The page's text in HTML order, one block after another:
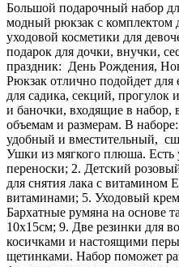
Большой подарочный набор
модный рюкзак с комплектом
уходовой косметики для
подарок для дочки, внучки,
праздник: День Рождения,
Рюкзак отлично подойдет для
для садика, секций,
и баночки, входящие в набор,
объемам и размерам. В
удобный и вместительный,
Ушки из мягкого плюша. Есть
переноски; 2. Детский
для снятия лака с витамином
витаминами; 5. Уходовый
Бархатные румяна на основе
10х15см; 9. Две резинки для
косичками и настоящими
щетинками. Набор поможет